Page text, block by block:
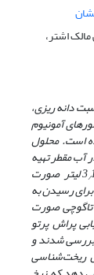
اشتر،
دانه­ ریزی،
آمونیوم
است. محلول
آب مقطر تهیه
/ 1 لیتر صورت
رسیدن به
تاگوچی صورت
پراشپرتو
شدند و
ریخت‌شناسی